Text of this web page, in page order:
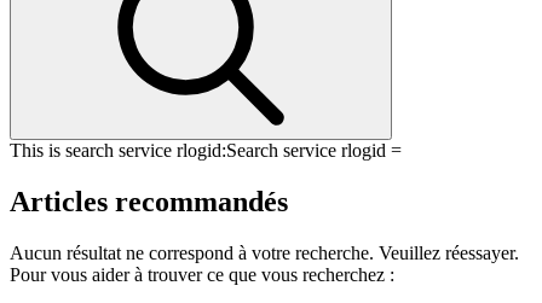
This is search service rlogid:Search service rlogid =
Articles recommandés
Aucun résultat ne correspond à votre recherche. Veuillez réessayer.
Pour vous aider à trouver ce que vous recherchez :